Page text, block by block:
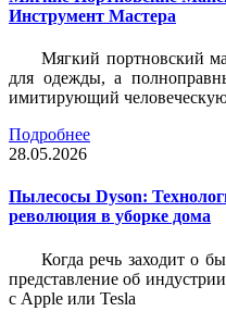
Инструмент Мастера
Мягкий портновский
для одежды, а
имитирующий
Подробнее
28.05.2026
Пылесосы Dyson:
революция в уборке дома
Когда речь заходит о
представление об
с Apple или Tesla